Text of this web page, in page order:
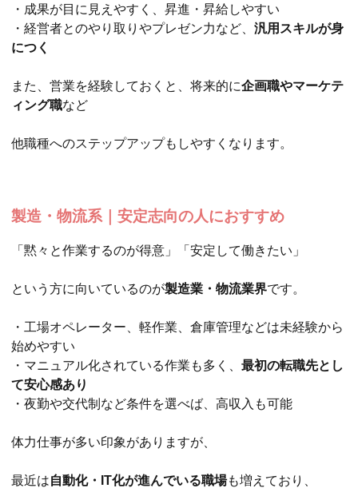
・成果が目に見えやすく、昇進・昇給しやすい
・経営者とのやり取りやプレゼン力など、 汎用スキルが身
につく
また、営業を経験しておくと、将来的に企画職やマーケテ
ィング職など
他職種へのステップアップもしやすくなります。
製造・物流系｜安定志向の人におすすめ
「黙々と作業するのが得意」「安定して働きたい」
という方に向いているのが製造業・物流業界です。
・工場オペレーター、軽作業、倉庫管理などは未経験から
始めやすい
・マニュアル化されている作業も多く、 最初の転職先とし
て安心感あり
・夜勤や交代制など条件を選べば、高収入も可能
体力仕事が多い印象がありますが、
最近は自動化・IT化が進んでいる職場も増えており、